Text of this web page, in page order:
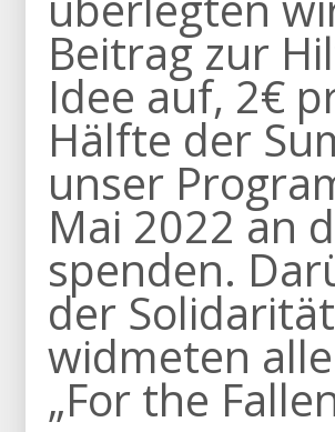
Beitrag zur
Idee auf, 2€
Hälfte der
unser
Mai 2022 an
spenden.
der
widmeten
„For the